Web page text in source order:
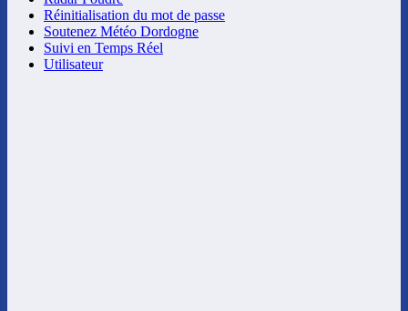
Réinitialisation du mot de passe
Soutenez Météo Dordogne
Suivi en Temps Réel
Utilisateur